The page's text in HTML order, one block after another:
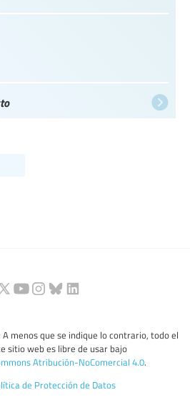
menos que se indique lo contrario, todo el
sitio web es libre de usar bajo
Atribución-NoComercial 4.0.
de Protección de Datos